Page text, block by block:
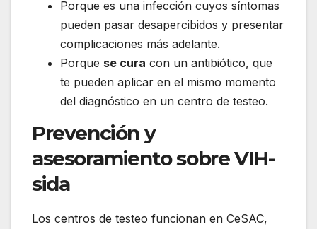
Porque es una infección cuyos síntomas
pueden pasar desapercibidos y presentar
complicaciones más adelante.
Porque se cura con un antibiótico, que
te pueden aplicar en el mismo momento
del diagnóstico en un centro de testeo.
Prevención y
asesoramiento sobre VIH-
sida
Los centros de testeo funcionan en CeSAC,